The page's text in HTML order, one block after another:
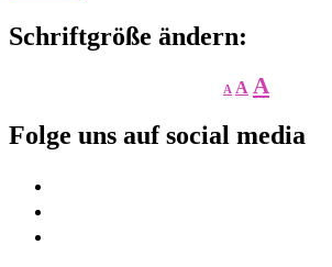
Schriftgröße ändern:
A
Decrease
font
A Reset
font
A
size.
Folge uns auf social media